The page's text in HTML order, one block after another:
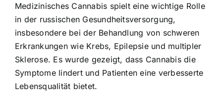
Medizinisches Cannabis spielt eine wichtige Rolle
in der russischen Gesundheitsversorgung,
insbesondere bei der Behandlung von schweren
Erkrankungen wie Krebs, Epilepsie und multipler
Sklerose. Es wurde gezeigt, dass Cannabis die
Symptome lindert und Patienten eine verbesserte
Lebensqualität bietet.